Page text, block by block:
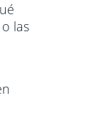
las